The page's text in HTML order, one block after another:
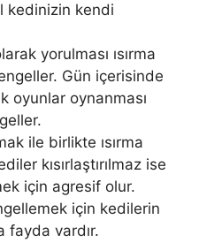
kedinizin kendi
yorulması ısırma
Gün içerisinde
oyunlar oynanması
ile birlikte ısırma
kısırlaştırılmaz ise
için agresif olur.
için kedilerin
fayda vardır.